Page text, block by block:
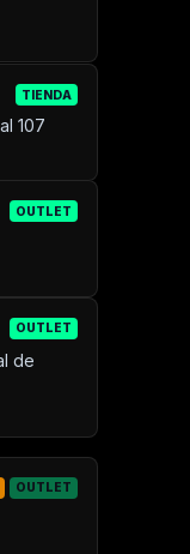
TIENDA
107
OUTLET
OUTLET
de
OUTLET